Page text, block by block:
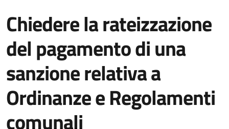
Chiedere la rateizzazione
del pagamento di una
sanzione relativa a
Ordinanze e Regolamenti
comunali